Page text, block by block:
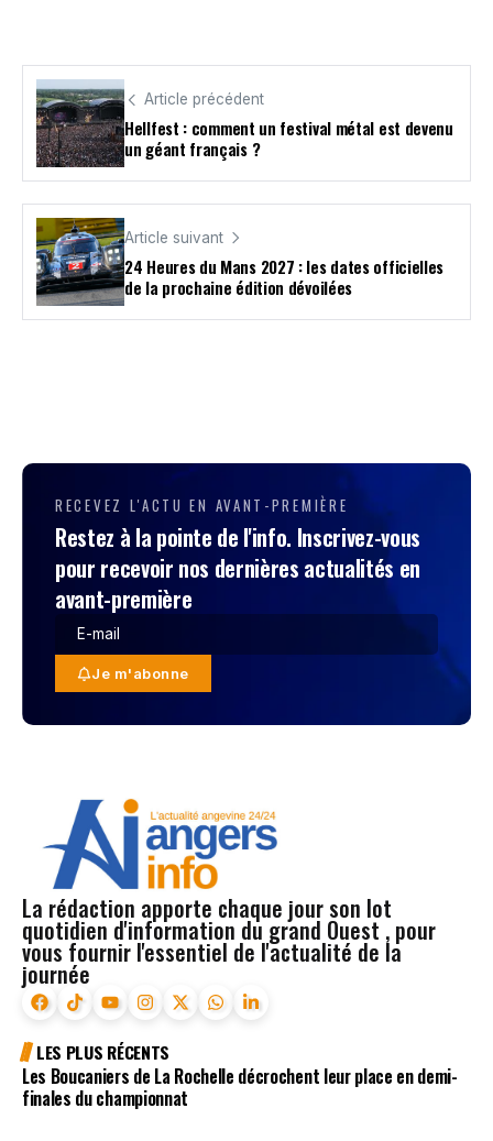
Article précédent
Hellfest : comment un festival métal est devenu
un géant français ?
Article suivant
24 Heures du Mans 2027 : les dates officielles
de la prochaine édition dévoilées
RECEVEZ L'ACTU EN AVANT-PREMIÈRE
Restez à la pointe de l'info. Inscrivez-vous
pour recevoir nos dernières actualités en
avant-première
Je m'abonne
La rédaction apporte chaque jour son lot
quotidien d'information du grand Ouest , pour
vous fournir l'essentiel de l'actualité de la
journée
LES PLUS RÉCENTS
Les Boucaniers de La Rochelle décrochent leur place en demi-
finales du championnat